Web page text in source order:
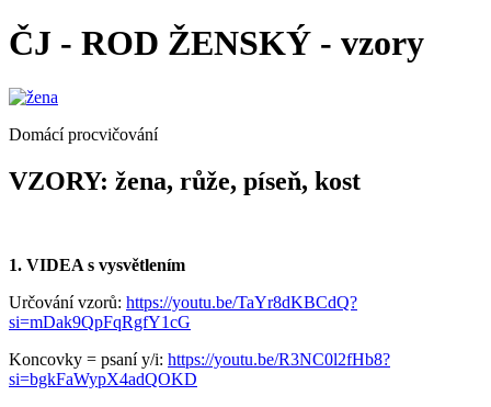
ČJ - ROD ŽENSKÝ - vzory
Domácí procvičování
VZORY: žena, růže, píseň, kost
1. VIDEA s vysvětlením
Určování vzorů: https://youtu.be/TaYr8dKBCdQ?
si=mDak9QpFqRgfY1cG
Koncovky = psaní y/i: https://youtu.be/R3NC0l2fHb8?
si=bgkFaWypX4adQOKD